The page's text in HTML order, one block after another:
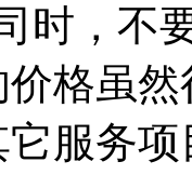
时，不
格虽
服务